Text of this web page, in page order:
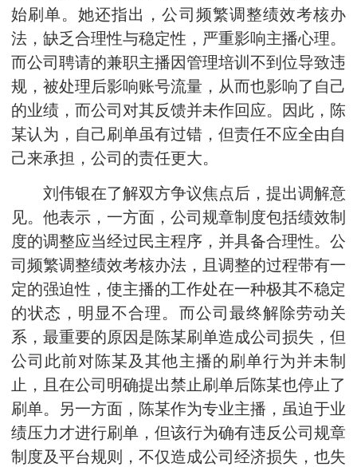
始刷单。她还指出，公司频繁调整绩效考核办
法，缺乏合理性与稳定性，严重影响主播心理。
而公司聘请的兼职主播因管理培训不到位导致违
规，被处理后影响账号流量，从而也影响了自己
的业绩，而公司对其反馈并未作回应。因此，陈
某认为，自己刷单虽有过错，但责任不应全由自
己来承担，公司的责任更大。
刘伟银在了解双方争议焦点后，提出调解意
见。他表示，一方面，公司规章制度包括绩效制
度的调整应当经过民主程序，并具备合理性。公
司频繁调整绩效考核办法，且调整的过程带有一
定的强迫性，使主播的工作处在一种极其不稳定
的状态，明显不合理。而公司最终解除劳动关
系，最重要的原因是陈某刷单造成公司损失，但
公司此前对陈某及其他主播的刷单行为并未制
止，且在公司明确提出禁止刷单后陈某也停止了
刷单。另一方面，陈某作为专业主播，虽迫于业
绩压力才进行刷单，但该行为确有违反公司规章
制度及平台规则，不仅造成公司经济损失，也失